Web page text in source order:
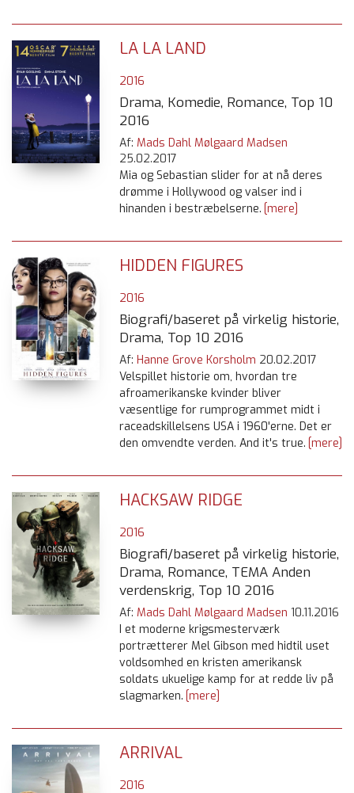
LA LA LAND
2016
Drama, Komedie, Romance, Top 10
2016
Af: Mads Dahl Mølgaard Madsen
25.02.2017
Mia og Sebastian slider for at nå deres
drømme i Hollywood og valser ind i
hinanden i bestræbelserne. [mere]
HIDDEN FIGURES
2016
Biografi/baseret på virkelig historie,
Drama, Top 10 2016
Af: Hanne Grove Korsholm 20.02.2017
Velspillet historie om, hvordan tre
afroamerikanske kvinder bliver
væsentlige for rumprogrammet midt i
raceadskillelsens USA i 1960'erne. Det er
den omvendte verden. And it's true. [mere]
HACKSAW RIDGE
2016
Biografi/baseret på virkelig historie,
Drama, Romance, TEMA Anden
verdenskrig, Top 10 2016
Af: Mads Dahl Mølgaard Madsen 10.11.2016
I et moderne krigsmesterværk
portrætterer Mel Gibson med hidtil uset
voldsomhed en kristen amerikansk
soldats ukuelige kamp for at redde liv på
slagmarken. [mere]
ARRIVAL
2016